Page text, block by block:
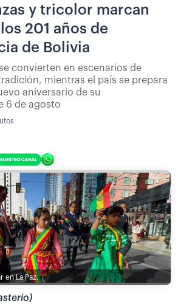
y tricolor marcan
201 años de
de Bolivia
convierten en escenarios de
mientras el país se prepara
aniversario de su
6 de agosto
en La Paz.